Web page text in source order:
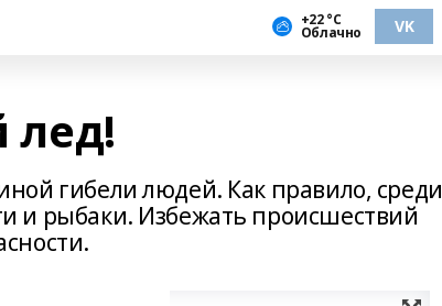
+22 °С
Облачно VK
лед!
гибели людей. Как правило, среди
и рыбаки. Избежать происшествий